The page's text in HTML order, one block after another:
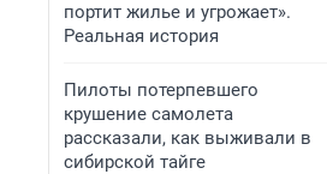
портит жилье и угрожает».
Реальная история
Пилоты потерпевшего
крушение самолета
рассказали, как выживали в
сибирской тайге